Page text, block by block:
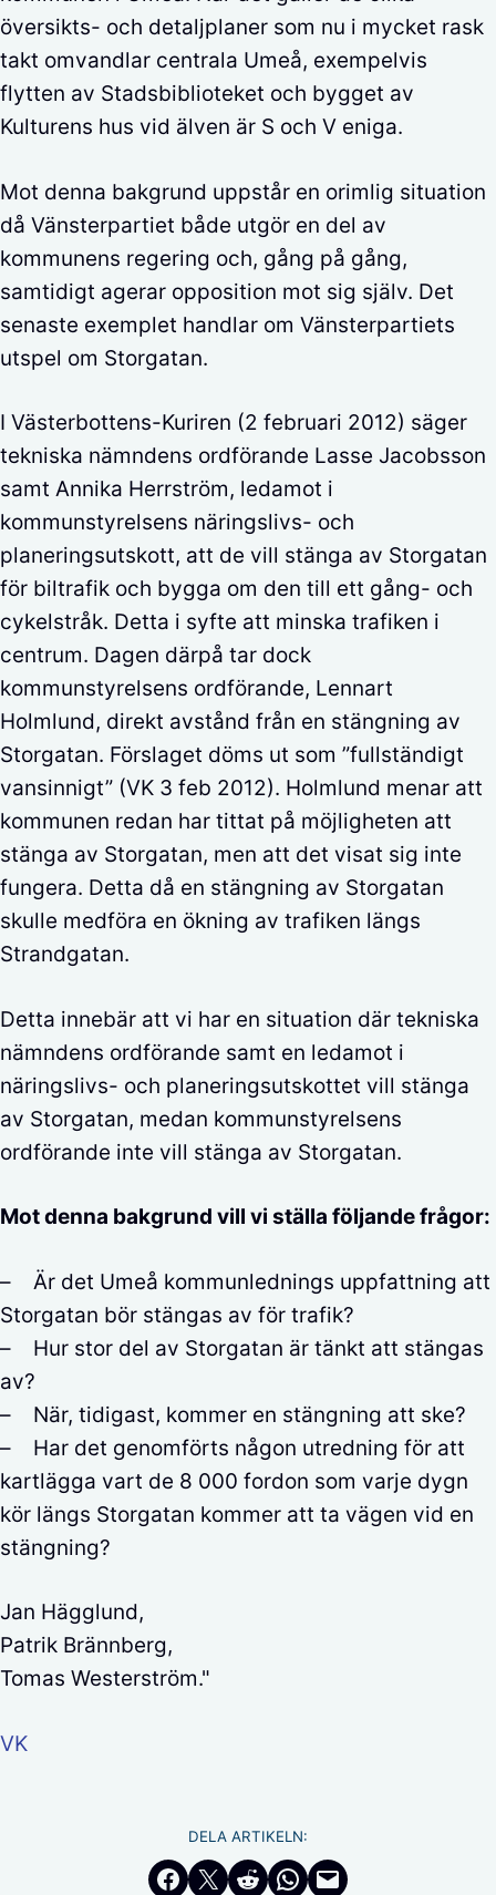
översikts- och detaljplaner som nu i mycket rask
takt omvandlar centrala Umeå, exempelvis
flytten av Stadsbiblioteket och bygget av
Kulturens hus vid älven är S och V eniga.
Mot denna bakgrund uppstår en orimlig situation
då Vänsterpartiet både utgör en del av
kommunens regering och, gång på gång,
samtidigt agerar opposition mot sig själv. Det
senaste exemplet handlar om Vänsterpartiets
utspel om Storgatan.
I Västerbottens-Kuriren (2 februari 2012) säger
tekniska nämndens ordförande Lasse Jacobsson
samt Annika Herrström, ledamot i
kommunstyrelsens näringslivs- och
planeringsutskott, att de vill stänga av Storgatan
för biltrafik och bygga om den till ett gång- och
cykelstråk. Detta i syfte att minska trafiken i
centrum. Dagen därpå tar dock
kommunstyrelsens ordförande, Lennart
Holmlund, direkt avstånd från en stängning av
Storgatan. Förslaget döms ut som ”fullständigt
vansinnigt” (VK 3 feb 2012). Holmlund menar att
kommunen redan har tittat på möjligheten att
stänga av Storgatan, men att det visat sig inte
fungera. Detta då en stängning av Storgatan
skulle medföra en ökning av trafiken längs
Strandgatan.
Detta innebär att vi har en situation där tekniska
nämndens ordförande samt en ledamot i
näringslivs- och planeringsutskottet vill stänga
av Storgatan, medan kommunstyrelsens
ordförande inte vill stänga av Storgatan.
Mot denna bakgrund vill vi ställa följande frågor:
– Är det Umeå kommunlednings uppfattning att
Storgatan bör stängas av för trafik?
– Hur stor del av Storgatan är tänkt att stängas
av?
– När, tidigast, kommer en stängning att ske?
– Har det genomförts någon utredning för att
kartlägga vart de 8 000 fordon som varje dygn
kör längs Storgatan kommer att ta vägen vid en
stängning?
Jan Hägglund,
Patrik Brännberg,
Tomas Westerström."
VK
DELA ARTIKELN:
Dela på Facebook
Dela på Twitter
Dela på RedditDela i WhatsApp
Maila en länk